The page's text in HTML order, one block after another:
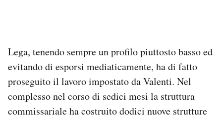
Lega, tenendo sempre un profilo piuttosto basso ed
evitando di esporsi mediaticamente, ha di fatto
proseguito il lavoro impostato da Valenti. Nel
complesso nel corso di sedici mesi la struttura
commissariale ha costruito dodici nuove strutture